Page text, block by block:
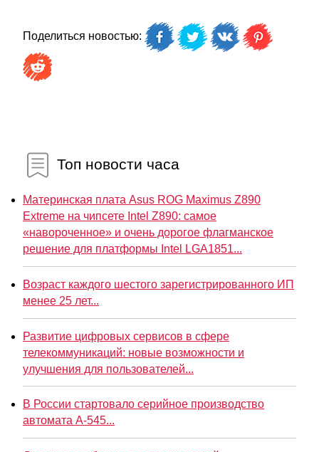
Поделиться новостью:
Топ новости часа
Материнская плата Asus ROG Maximus Z890
Extreme на чипсете Intel Z890: самое
«навороченное» и очень дорогое флагманское
решение для платформы Intel LGA1851...
Возраст каждого шестого зарегистрированного ИП
менее 25 лет...
Развитие цифровых сервисов в сфере
телекоммуникаций: новые возможности и
улучшения для пользователей...
В России стартовало серийное производство
автомата А-545...